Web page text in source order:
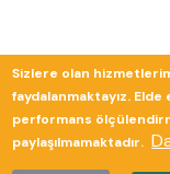
Sizlere olan
faydalanmaktayız.
performans
paylaşılmamaktadır.